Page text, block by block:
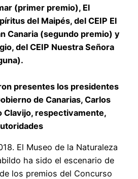
(primer premio), El
del Maipés, del CEIP El
Canaria (segundo premio) y
del CEIP Nuestra Señora
presentes los presidentes
de Canarias, Carlos
Clavijo, respectivamente,
El Museo de la Naturaleza
ha sido el escenario de
los premios del Concurso